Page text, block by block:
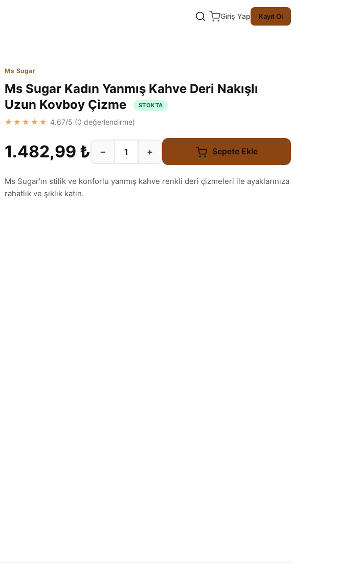
Giriş Yap Kayıt Ol
Ms Sugar
Ms Sugar Kadın Yanmış Kahve Deri Nakışlı
Uzun Kovboy Çizme
STOKTA
★★★★★ 4.67/5 (0 değerlendirme)
1.482,99 ₺ − + Sepete Ekle
Ms Sugar'ın stilik ve konforlu yanmış kahve renkli deri çizmeleri ile ayaklarınıza
rahatlık ve şıklık katın.